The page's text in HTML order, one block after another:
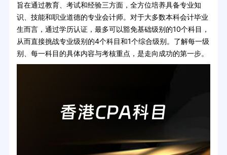
旨在通过教育、考试和经验三方面，全方位培养具备专业知
识、技能和职业道德的专业会计师。对于大多数本科会计毕业
生而言，通过学历认证，最多可以豁免基础级别的10个科目，
从而直接挑战专业级别的4个科目和1个综合级别。了解每一级
别、每一科目的具体内容与考核重点，是走向成功的第一步。